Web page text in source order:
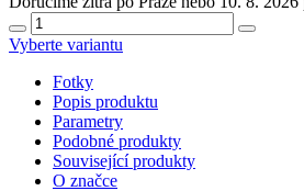
Vyberte variantu
Fotky
Popis produktu
Parametry
Podobné produkty
Související produkty
O značce